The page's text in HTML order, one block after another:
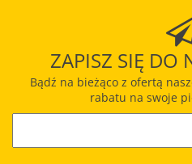
ZAPISZ SIĘ DO
Bądź na bieżąco z ofertą
rabatu na swoje